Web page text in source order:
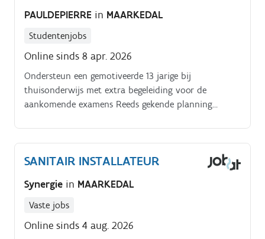
te starten met 1/2 dag per week om geleidelijk aan te
evolueren tot 4 x 1/2 dag per week.
PAULDEPIERRE in MAARKEDAL
Studentenjobs
Online sinds 8 apr. 2026
Ondersteun een gemotiveerde 13 jarige bij
thuisonderwijs met extra begeleiding voor de
aankomende examens Reeds gekende planning
& Economie : midden mei.
SANITAIR INSTALLATEUR
Synergie in MAARKEDAL
Vaste jobs
Online sinds 4 aug. 2026